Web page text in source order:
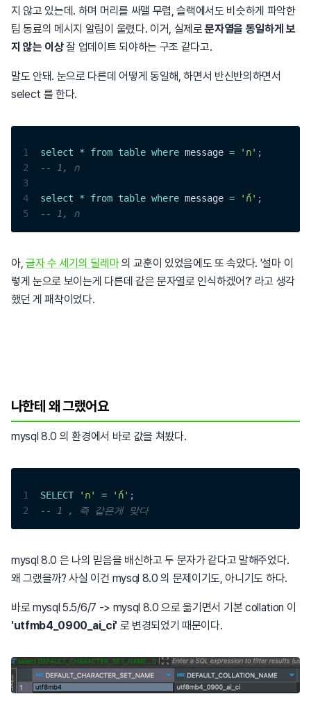
지 않고 있는데. 하며 머리를 싸맬 무렵, 슬랙에서도 비슷하게 파악한
팀 동료의 메시지 알림이 울렸다. 이거, 실제로문자열을 동일하게 보
지 않는 이상잘 업데이트 되야하는 구조 같다고.
말도 안돼. 눈으로 다른데 어떻게 동일해, 하면서 반신반의하면서
select 를 한다.
1 select * from table where message = 'ก' ;
2
-- 1, ก
3
4
select * from table where message = 'ก์' ;
5
-- 1, ก
아,글자 수 세기의 딜레마의 교훈이 있었음에도 또 속았다. '설마 이
렇게 눈으로 보이는게 다른데 같은 문자열로 인식하겠어?' 라고 생각
했던 게 패착이었다.
나한테 왜 그랬어요
mysql 8.0 의 환경에서 바로 값을 쳐봤다.
1 SELECT 'ก' = 'ก์' ;
2
-- 1 , 즉 같은게 맞다
mysql 8.0 은 나의 믿음을 배신하고 두 문자가 같다고 말해주었다.
왜 그랬을까? 사실 이건 mysql 8.0 의 문제이기도, 아니기도 하다.
바로 mysql 5.5/6/7 -> mysql 8.0 으로 옮기면서 기본 collation 이
'utfmb4_0900_ai_ci' 로 변경되었기 때문이다.